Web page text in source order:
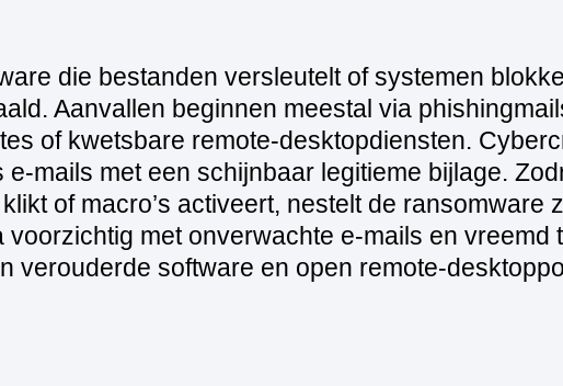
die bestanden versleutelt of systemen
Aanvallen beginnen meestal via
of kwetsbare remote‑desktopdiensten.
mails met een schijnbaar legitieme bijlage.
of macro’s activeert, nestelt de ransomware
voorzichtig met onverwachte e‑mails en vreemd
verouderde software en open